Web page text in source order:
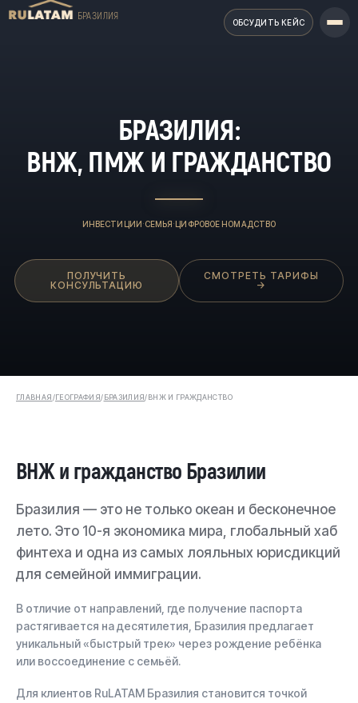
БРАЗИЛИЯ ОБСУДИТЬ КЕЙС
БРАЗИЛИЯ:
ВНЖ, ПМЖ И ГРАЖДАНСТВО
ИНВЕСТИЦИИ·СЕМЬЯ·ЦИФРОВОЕ НОМАДСТВО
ПОЛУЧИТЬ
КОНСУЛЬТАЦИЮ
СМОТРЕТЬ ТАРИФЫ
→
ГЛАВНАЯ/ГЕОГРАФИЯ/БРАЗИЛИЯ/ВНЖ И ГРАЖДАНСТВО
ВНЖ и гражданство Бразилии
Бразилия — это не только океан и бесконечное
лето. Это 10-я экономика мира, глобальный хаб
финтеха и одна из самых лояльных юрисдикций
для семейной иммиграции.
В отличие от направлений, где получение паспорта
растягивается на десятилетия, Бразилия предлагает
уникальный «быстрый трек» через рождение ребёнка
или воссоединение с семьёй.
Для клиентов RuLATAM Бразилия становится точкой